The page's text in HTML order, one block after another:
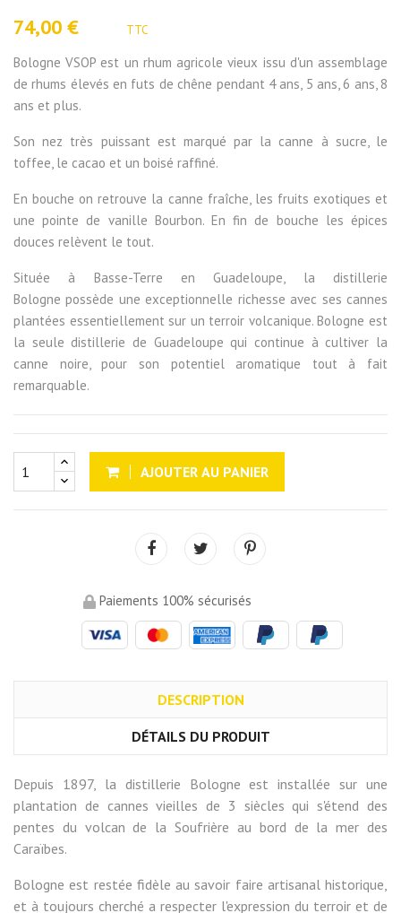
74,00 € TTC
Bologne VSOP est un rhum agricole vieux issu d'un assemblage
de rhums élevés en futs de chêne pendant 4 ans, 5 ans, 6 ans, 8
ans et plus.
Son nez très puissant est marqué par la canne à sucre, le
toffee, le cacao et un boisé raffiné.
En bouche on retrouve la canne fraîche, les fruits exotiques et
une pointe de vanille Bourbon. En fin de bouche les épices
douces relèvent le tout.
Située à Basse-Terre en Guadeloupe, la distillerie
Bologne possède une exceptionnelle richesse avec ses cannes
plantées essentiellement sur un terroir volcanique. Bologne est
la seule distillerie de Guadeloupe qui continue à cultiver la
canne noire, pour son potentiel aromatique tout à fait
remarquable.
AJOUTER AU PANIER
Paiements 100% sécurisés
DESCRIPTION
DÉTAILS DU PRODUIT
Depuis 1897, la distillerie Bologne est installée sur une
plantation de cannes vieilles de 3 siècles qui s'étend des
pentes du volcan de la Soufrière au bord de la mer des
Caraïbes.
Bologne est restée fidèle au savoir faire artisanal historique,
et à toujours cherché a respecter l'expression du terroir et de